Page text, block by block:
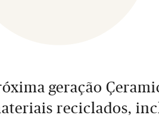
geração
reciclados,